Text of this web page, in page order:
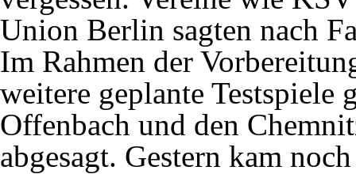
Union Berlin sagten nach
Im Rahmen der
weitere geplante Testspiele
Offenbach und den
abgesagt. Gestern kam